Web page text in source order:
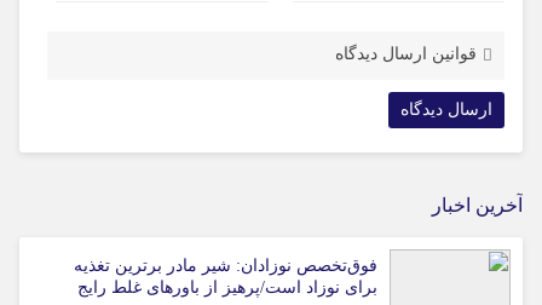
قوانین ارسال دیدگاه
آخرین اخبار
فوق‌تخصص نوزادان: شیر مادر برترین تغذیه
برای نوزاد است/پرهیز از باورهای غلط رایج